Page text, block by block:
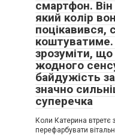
смартфон. Він
який колір
поцікавився,
зрозуміти,
жодного
байдужість
значно
суперечка
Коли Катерина втретє
перефарбувати